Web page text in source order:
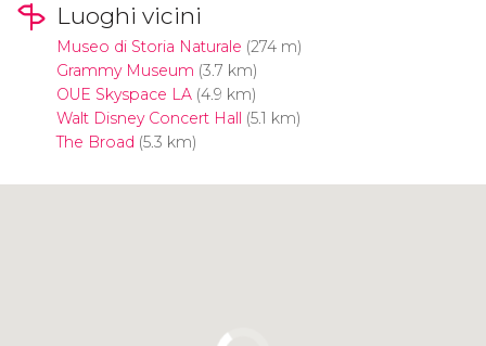
Luoghi vicini
Museo di Storia Naturale (274 m)
Grammy Museum (3.7 km)
OUE Skyspace LA(4.9 km)
Walt Disney Concert Hall (5.1 km)
The Broad (5.3 km)